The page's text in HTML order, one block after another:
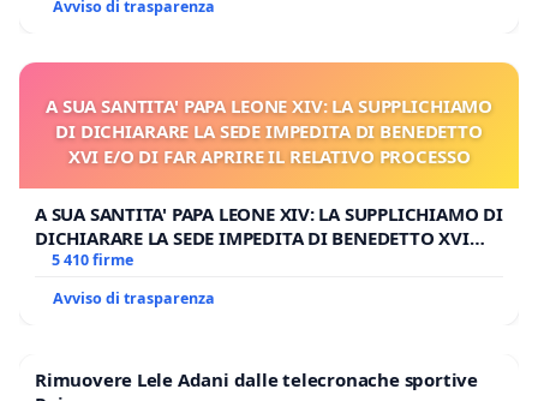
Avviso di trasparenza
A SUA SANTITA' PAPA LEONE XIV: LA SUPPLICHIAMO
DI DICHIARARE LA SEDE IMPEDITA DI BENEDETTO
XVI E/O DI FAR APRIRE IL RELATIVO PROCESSO
A SUA SANTITA' PAPA LEONE XIV: LA SUPPLICHIAMO DI
DICHIARARE LA SEDE IMPEDITA DI BENEDETTO XVI
E/O DI FAR APRIRE IL RELATIVO PROCESSO
5 410 firme
Avviso di trasparenza
Rimuovere Lele Adani dalle telecronache sportive